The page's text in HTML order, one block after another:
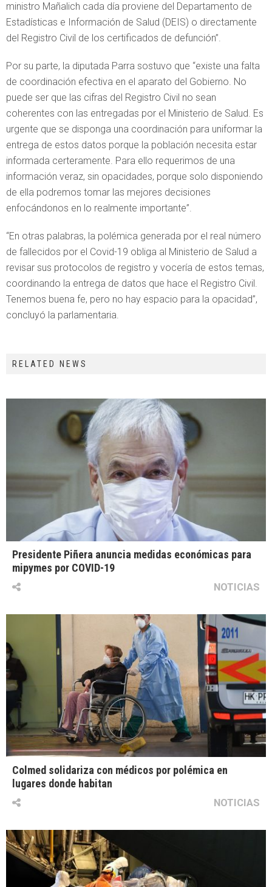
ministro Mañalich cada día proviene del Departamento de
Estadísticas e Información de Salud (DEIS) o directamente
del Registro Civil de los certificados de defunción”.
Por su parte, la diputada Parra sostuvo que “existe una falta
de coordinación efectiva en el aparato del Gobierno. No
puede ser que las cifras del Registro Civil no sean
coherentes con las entregadas por el Ministerio de Salud. Es
urgente que se disponga una coordinación para uniformar la
entrega de estos datos porque la población necesita estar
informada certeramente. Para ello requerimos de una
información veraz, sin opacidades, porque solo disponiendo
de ella podremos tomar las mejores decisiones
enfocándonos en lo realmente importante”.
“En otras palabras, la polémica generada por el real número
de fallecidos por el Covid-19 obliga al Ministerio de Salud a
revisar sus protocolos de registro y vocería de estos temas,
coordinando la entrega de datos que hace el Registro Civil.
Tenemos buena fe, pero no hay espacio para la opacidad”,
concluyó la parlamentaria.
RELATED NEWS
Presidente Piñera anuncia medidas económicas para
mipymes por COVID-19
NOTICIAS
Colmed solidariza con médicos por polémica en
lugares donde habitan
NOTICIAS